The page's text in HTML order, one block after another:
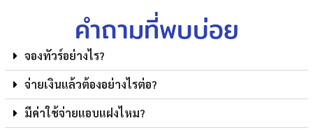
คำถามที่พบบ่อย
จองทัวร์อย่างไร?
จ่ายเงินแล้วต้องอย่างไรต่อ?
มีค่าใช้จ่ายแอบแฝงไหม?